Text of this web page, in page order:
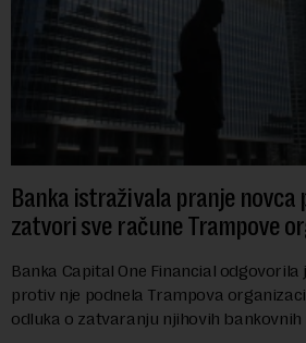
Banka istraživala pranje novca
zatvori sve račune Trampove
Banka Capital One Financial
protiv nje podnela Trampova
odluka o zatvaranju njihovih